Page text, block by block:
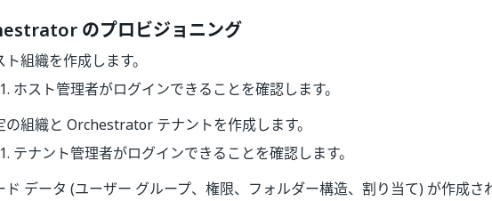
のプロビジョニング
ト組織を作成します。
ホスト管理者がログインできることを確認します。
の組織と Orchestrator テナントを作成します。
テナント管理者がログインできることを確認します。
ド データ (ユーザー グループ、権限、フォルダー構造、割り当て) が作成さ